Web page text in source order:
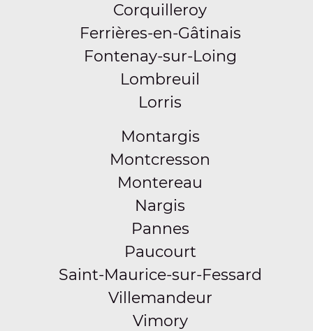
Corquilleroy
Ferrières-en-Gâtinais
Fontenay-sur-Loing
Lombreuil
Lorris
Montargis
Montcresson
Montereau
Nargis
Pannes
Paucourt
Saint-Maurice-sur-Fessard
Villemandeur
Vimory